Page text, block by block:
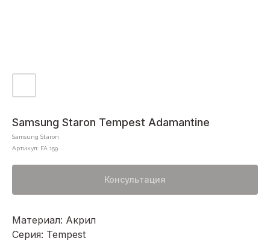
Samsung Staron Tempest Adamantine
Samsung Staron
Артикул: FA 159
Консультация
Материал: Акрил
Серия: Tempest